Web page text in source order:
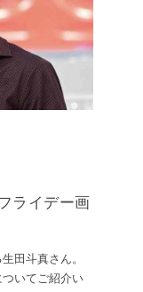
ライデー画
田斗真さん。
いてご紹介い